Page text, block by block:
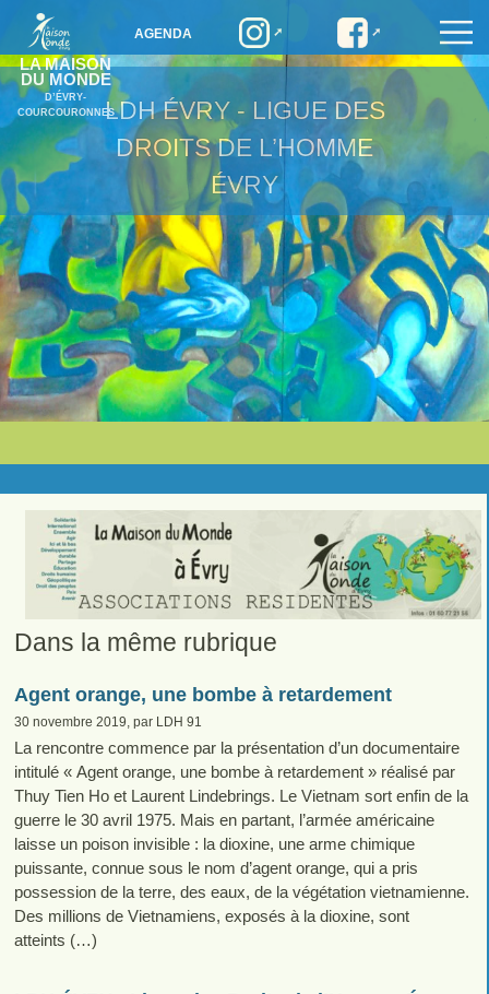
LA MAISON
DU MONDE
D’ÉVRY-
COURCOURONNES
AGENDA
LDH ÉVRY - LIGUE DES
DROITS DE L’HOMME
ÉVRY
Dans la même rubrique
Agent orange, une bombe à retardement
30 novembre 2019, par LDH 91
La rencontre commence par la présentation d’un documentaire
intitulé « Agent orange, une bombe à retardement » réalisé par
Thuy Tien Ho et Laurent Lindebrings. Le Vietnam sort enfin de la
guerre le 30 avril 1975. Mais en partant, l’armée américaine
laisse un poison invisible : la dioxine, une arme chimique
puissante, connue sous le nom d’agent orange, qui a pris
possession de la terre, des eaux, de la végétation vietnamienne.
Des millions de Vietnamiens, exposés à la dioxine, sont
atteints (…)